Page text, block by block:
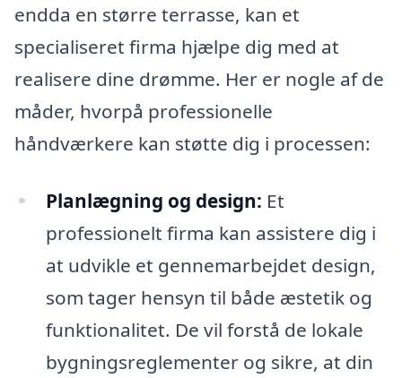
endda en større terrasse, kan et
specialiseret firma hjælpe dig med at
realisere dine drømme. Her er nogle af de
måder, hvorpå professionelle
håndværkere kan støtte dig i processen:
Planlægning og design: Et
professionelt firma kan assistere dig i
at udvikle et gennemarbejdet design,
som tager hensyn til både æstetik og
funktionalitet. De vil forstå de lokale
bygningsreglementer og sikre, at din